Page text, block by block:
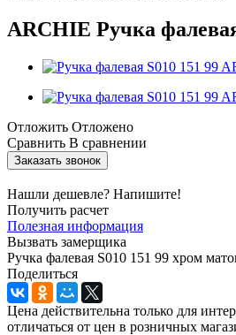
ARCHIE Ручка
Отложить Отложено
Сравнить В сравнении
Заказать звонок
Нашли дешевле? Напишите!
Получить расчет
Полезная информация
Вызвать замерщика
Ручка фалевая S010 151 99 хром
Поделиться
Цена действительна только для
отличаться от цен в розничных